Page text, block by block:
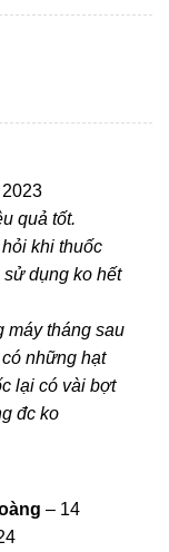
quả tốt.
khi thuốc
dụng ko hết
máy tháng sau
những hạt
lại có vài bợt
đc ko
– 14